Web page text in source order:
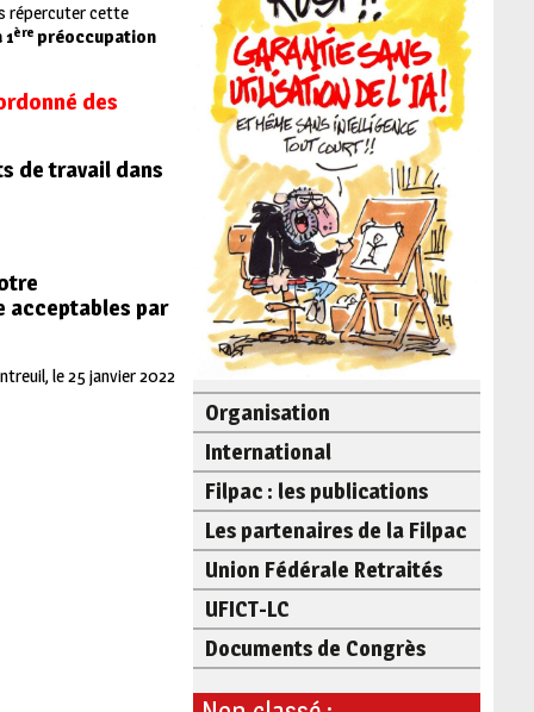
répercuter cette
ère préoccupation
des
de travail dans
acceptables par
le 25 janvier 2022
Organisation
International
Filpac : les publications
Les partenaires de la Filpac
Union Fédérale Retraités
UFICT-LC
Documents de Congrès